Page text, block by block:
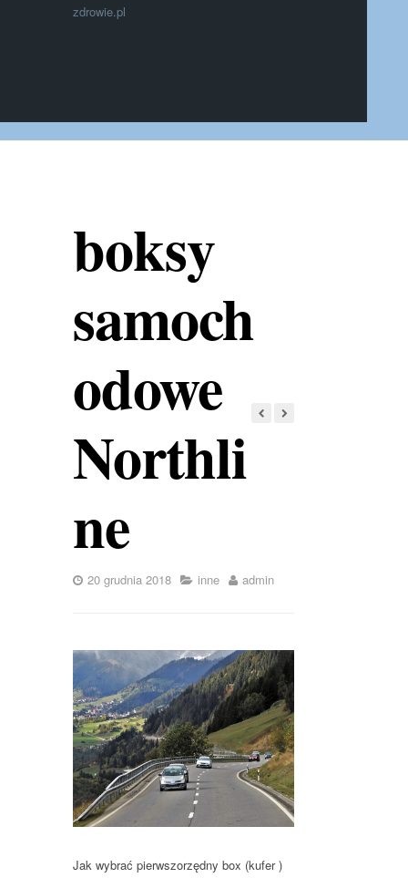
zdrowie.pl
boksy
samoch
odowe
Northli
ne
20 grudnia 2018 inne admin
Jak wybrać pierwszorzędny box (kufer )